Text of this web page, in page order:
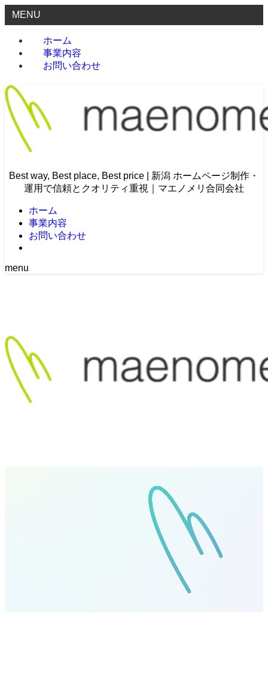
MENU
ホーム
事業内容
お問い合わせ
Best way, Best place, Best price | 新潟 ホームページ制作・
運用で信頼とクオリティ重視｜マエノメリ合同会社
ホーム
事業内容
お問い合わせ
menu